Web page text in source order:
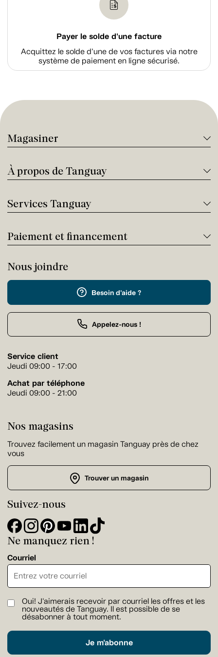
Payer le solde d'une facture
Acquittez le solde d’une de vos factures via notre
système de paiement en ligne sécurisé.
Magasiner
À propos de Tanguay
Services Tanguay
Paiement et financement
Nous joindre
Besoin d'aide ?
Appelez-nous !
Service client
Jeudi 09:00 - 17:00
Achat par téléphone
Jeudi 09:00 - 21:00
Nos magasins
Trouvez facilement un magasin Tanguay près de chez
vous
Trouver un magasin
Suivez-nous
Ne manquez rien !
Courriel
Oui! J'aimerais recevoir par courriel les offres et les
nouveautés de Tanguay. Il est possible de se
désabonner à tout moment.
Je m'abonne